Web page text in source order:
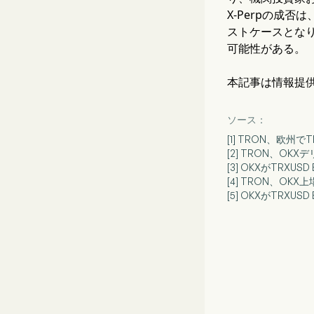
X-Perpの成否は
ストケースとな
可能性がある。
本記事は情報提
ソース：
[1] TRON、欧州で
[2] TRON、OKXデ
[3] OKXが
[4] TRON、OKX
[5] OKXが